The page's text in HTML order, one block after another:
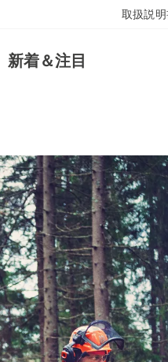
取扱説
新着＆注目